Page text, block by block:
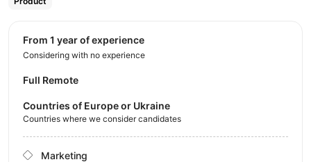
from 1 year of experience
Considering with no experience
Full Remote
Countries of Europe or Ukraine
Countries where we consider candidates
Marketing